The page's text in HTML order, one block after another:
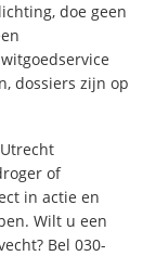
doe geen
dossiers zijn op
of
in actie en
Wilt u een
Bel 030-